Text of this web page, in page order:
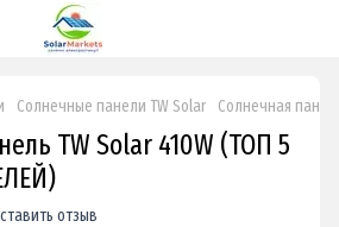
Солнечные панели TW Solar Солнечная
TW Solar 410W (ТОП 5
отзыв